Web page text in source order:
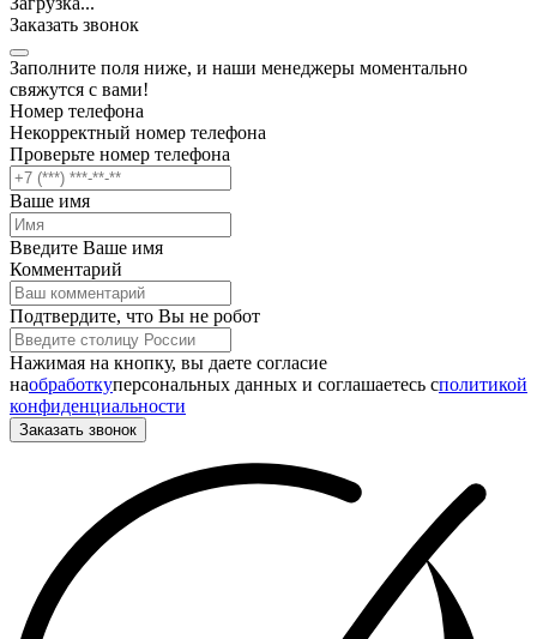
Заказать звонок
Заполните поля ниже, и наши менеджеры моментально
свяжутся с вами!
Номер телефона
Некорректный номер телефона
Проверьте номер телефона
Ваше имя
Введите Ваше имя
Комментарий
Подтвердите, что Вы не робот
Нажимая на кнопку, вы даете согласие
наобработкуперсональных данных и соглашаетесь cполитикой
конфиденциальности
Заказать звонок